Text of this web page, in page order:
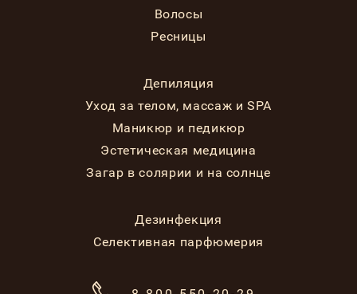
Волосы
Ресницы
Депиляция
Уход за телом, массаж и SPA
Маникюр и педикюр
Эстетическая медицина
Загар в солярии и на солнце
Дезинфекция
Селективная парфюмерия